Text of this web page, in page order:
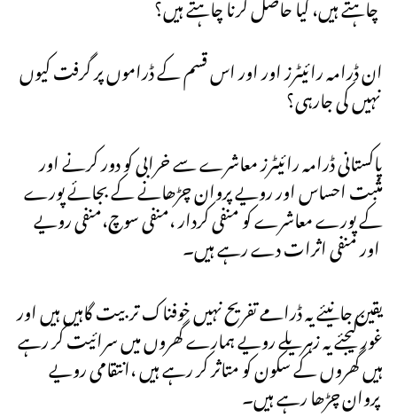
ان ڈرامہ رائیٹرز اور اور اس قسم کے ڈراموں پر گرفت کیوں
نہیں کی جارہی؟
پاکستانی ڈرامہ رائیٹرز معاشرے سے خرابی کو دور کرنے اور
مثبت احساس اور رویے پروان چڑھانے کے بجائے پورے
کے پورے معاشرے کو منفی کردار ،منفی سوچ،منفی رویے
یقین جانیئے یہ ڈرامے تفریح نہیں خوفناک تربیت گاہیں ہیں اور
غور کیجئے یہ زہریلے رویے ہمارے گھروں میں سرائیت کر رہے
ہیں گھروں کے سکون کو متاثر کر رہے ہیں ،انتقامی رویے
پروان چڑھا رہے ہیں۔